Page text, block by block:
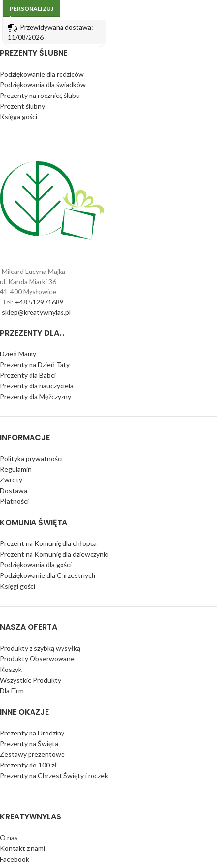
PERSONALIZUJ
Przewidywana dostawa:
11/08/2026
PREZENTY ŚLUBNE
Podziękowanie dla rodziców
Podziękowania dla świadków
Prezenty na rocznicę ślubu
Prezent ślubny
Księga gości
Milcard Lucyna Majka
ul. Karola Miarki 36
41-400 Mysłowice
Tel: +48 512971689
sklep@kreatywnylas.pl
PRZEZENTY DLA…
Dzień Mamy
Prezenty na Dzień Taty
Prezenty dla Babci
Prezenty dla nauczyciela
Prezenty dla Mężczyzny
INFORMACJE
Polityka prywatności
Regulamin
Zwroty
Dostawa
Płatności
KOMUNIA ŚWIĘTA
Prezent na Komunię dla chłopca
Prezent na Komunię dla dziewczynki
Podziękowania dla gości
Podziękowanie dla Chrzestnych
Księgi gości
NASZA OFERTA
Produkty z szybką wysyłką
Produkty Obserwowane
Koszyk
Wszystkie Produkty
Dla Firm
INNE OKAZJE
Prezenty na Urodziny
Prezenty na Święta
Zestawy prezentowe
Prezenty do 100 zł
Prezenty na Chrzest Święty i roczek
KREATYWNYLAS
O nas
Kontakt z nami
Facebook